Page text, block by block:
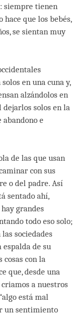
siempre tienen
hace que los bebés,
se sientan muy
en una cuna y,
alzándolos en
solos en la
e
de las que usan
con sus
o del padre. Así
sentado ahí,
grandes
todo eso solo;
sociedades
de su
cosas con la
que, desde una
a nuestros
está mal
un sentimiento